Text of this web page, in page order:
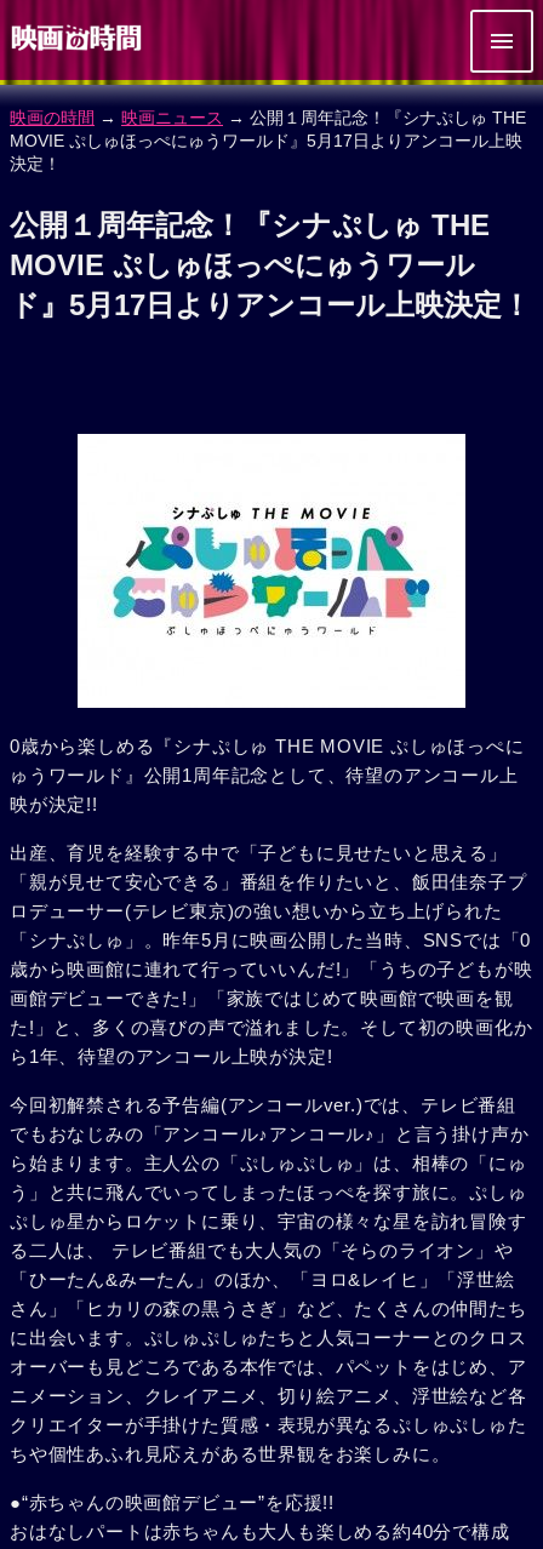
映画の時間 → 映画ニュース → 公開１周年記念！『シナぷしゅ THE
MOVIE ぷしゅほっぺにゅうワールド』5月17日よりアンコール上映
決定！
公開１周年記念！『シナぷしゅ THE
MOVIE ぷしゅほっぺにゅうワール
ド』5月17日よりアンコール上映決定！
0歳から楽しめる『シナぷしゅ THE MOVIE ぷしゅほっぺに
ゅうワールド』公開1周年記念として、待望のアンコール上
映が決定!!
出産、育児を経験する中で「子どもに見せたいと思える」
「親が見せて安心できる」番組を作りたいと、飯田佳奈子プ
ロデューサー(テレビ東京)の強い想いから立ち上げられた
「シナぷしゅ」。昨年5月に映画公開した当時、SNSでは「0
歳から映画館に連れて行っていいんだ!」「うちの子どもが映
画館デビューできた!」「家族ではじめて映画館で映画を観
た!」と、多くの喜びの声で溢れました。そして初の映画化か
ら1年、待望のアンコール上映が決定!
今回初解禁される予告編(アンコールver.)では、テレビ番組
でもおなじみの「アンコール♪アンコール♪」と言う掛け声か
ら始まります。主人公の「ぷしゅぷしゅ」は、相棒の「にゅ
う」と共に飛んでいってしまったほっぺを探す旅に。ぷしゅ
ぷしゅ星からロケットに乗り、宇宙の様々な星を訪れ冒険す
る二人は、 テレビ番組でも大人気の「そらのライオン」や
「ひーたん&みーたん」のほか、「ヨロ&レイヒ」「浮世絵
さん」「ヒカリの森の黒うさぎ」など、たくさんの仲間たち
に出会います。ぷしゅぷしゅたちと人気コーナーとのクロス
オーバーも見どころである本作では、パペットをはじめ、ア
ニメーション、クレイアニメ、切り絵アニメ、浮世絵など各
クリエイターが手掛けた質感・表現が異なるぷしゅぷしゅた
ちや個性あふれ見応えがある世界観をお楽しみに。
●“赤ちゃんの映画館デビュー”を応援!!
おはなしパートは赤ちゃんも大人も楽しめる約40分で構成